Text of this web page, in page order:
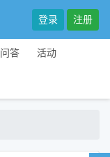
登录 注册
问答 活动